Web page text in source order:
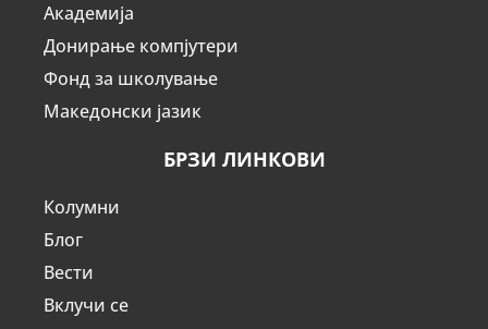
Академија
Донирање компјутери
Фонд за школување
Македонски јазик
БРЗИ ЛИНКОВИ
Колумни
Блог
Вести
Вклучи се